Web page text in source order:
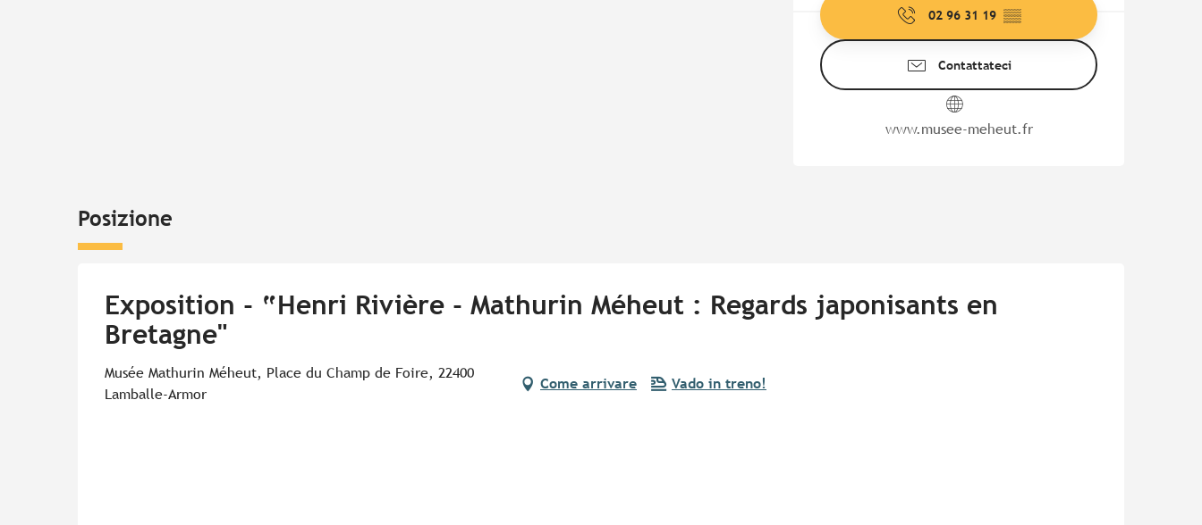
02 96 31 19 ▒▒
Contattateci
www.musee-meheut.fr
Posizione
Exposition - “Henri Rivière - Mathurin Méheut : Regards japonisants en
Bretagne"
Musée Mathurin Méheut, Place du Champ de Foire, 22400
Lamballe-Armor
Come arrivare Vado in treno!